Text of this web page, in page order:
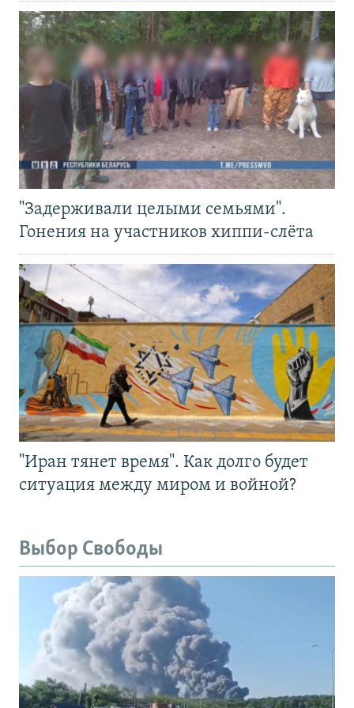
"Задерживали целыми семьями".
Гонения на участников хиппи-слёта
"Иран тянет время". Как долго будет
ситуация между миром и войной?
Выбор Свободы